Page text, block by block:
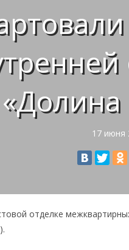
«Долина
17 июня
отделке